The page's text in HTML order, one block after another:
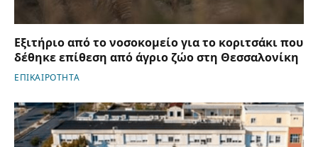
Εξιτήριο από το νοσοκομείο για το κοριτσάκι που
δέθηκε επίθεση από άγριο ζώο στη Θεσσαλονίκη
ΕΠΙΚΑΙΡΟΤΗΤΑ